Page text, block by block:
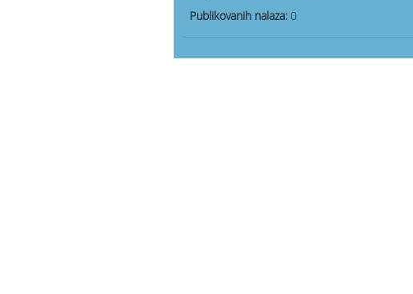
Publikovanih nalaza: 0